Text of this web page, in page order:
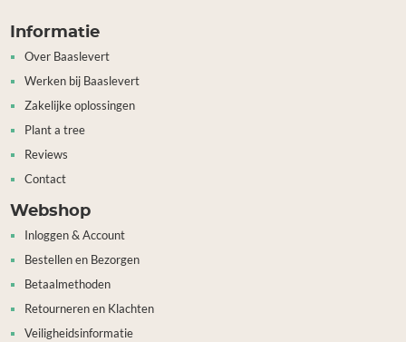
Informatie
Over Baaslevert
Werken bij Baaslevert
Zakelijke oplossingen
Plant a tree
Reviews
Contact
Webshop
Inloggen & Account
Bestellen en Bezorgen
Betaalmethoden
Retourneren en Klachten
Veiligheidsinformatie